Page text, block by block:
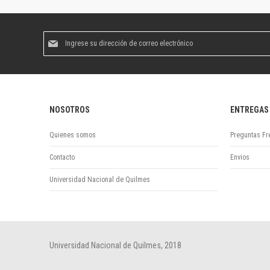
boletín
NOSOTROS
Quienes somos
Contacto
Universidad Nacional de Quilmes
ENTREGAS
Preguntas
Envios
Universidad Nacional de Quilmes, 2018